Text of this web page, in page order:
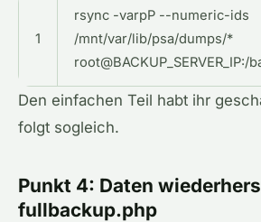
1
rsync -varpP --numeric-ids
/mnt/var/lib/psa/dumps/*
Den einfachen Teil habt ihr
folgt sogleich.
Punkt 4: Daten
fullbackup.php